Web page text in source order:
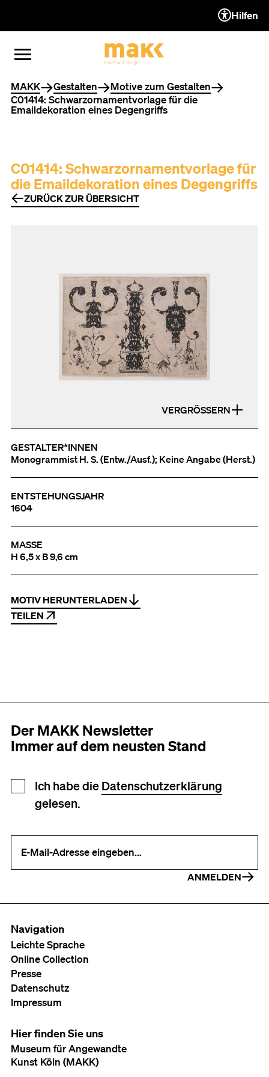
ZUM INHALT (ACCESSKEY 1)
ZUR NAVIGATION
ZUM FOOTER (ACCESSKEY 3)
MENÜ ÖFFNEN
MENÜ SCHLIESSEN
Hilfen
Sie befinden sich hier
MAKK Gestalten
Motive zum Gestalten
C01414: Schwarzornamentvorlage für die
Emaildekoration eines Degengriffs
C01414: Schwarzornamentvorlage für
die Emaildekoration eines Degengriffs
ZURÜCK ZUR ÜBERSICHT
VERGRÖSSERN
GESTALTER*INNEN
Monogrammist H. S. (Entw./Ausf.); Keine Angabe (Herst.)
ENTSTEHUNGSJAHR
1604
MASSE
H 6,5 x B 9,6 cm
MOTIV HERUNTERLADEN
TEILEN
Der MAKK Newsletter
Immer auf dem neusten Stand
Newsletter Anmeldung
Ich habe die Datenschutzerklärung
gelesen.
ANMELDEN
Navigation
Leichte Sprache
Online Collection
Presse
Datenschutz
Impressum
Hier finden Sie uns
Museum für Angewandte
Kunst Köln (MAKK)